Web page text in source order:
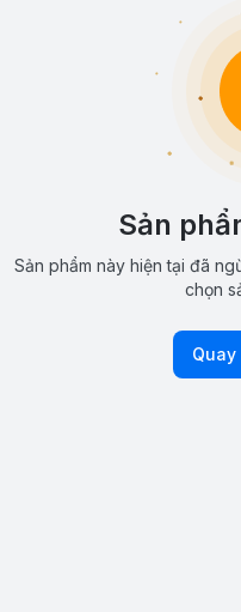
Sản
Sản phẩm này hiện tại đã
chọn